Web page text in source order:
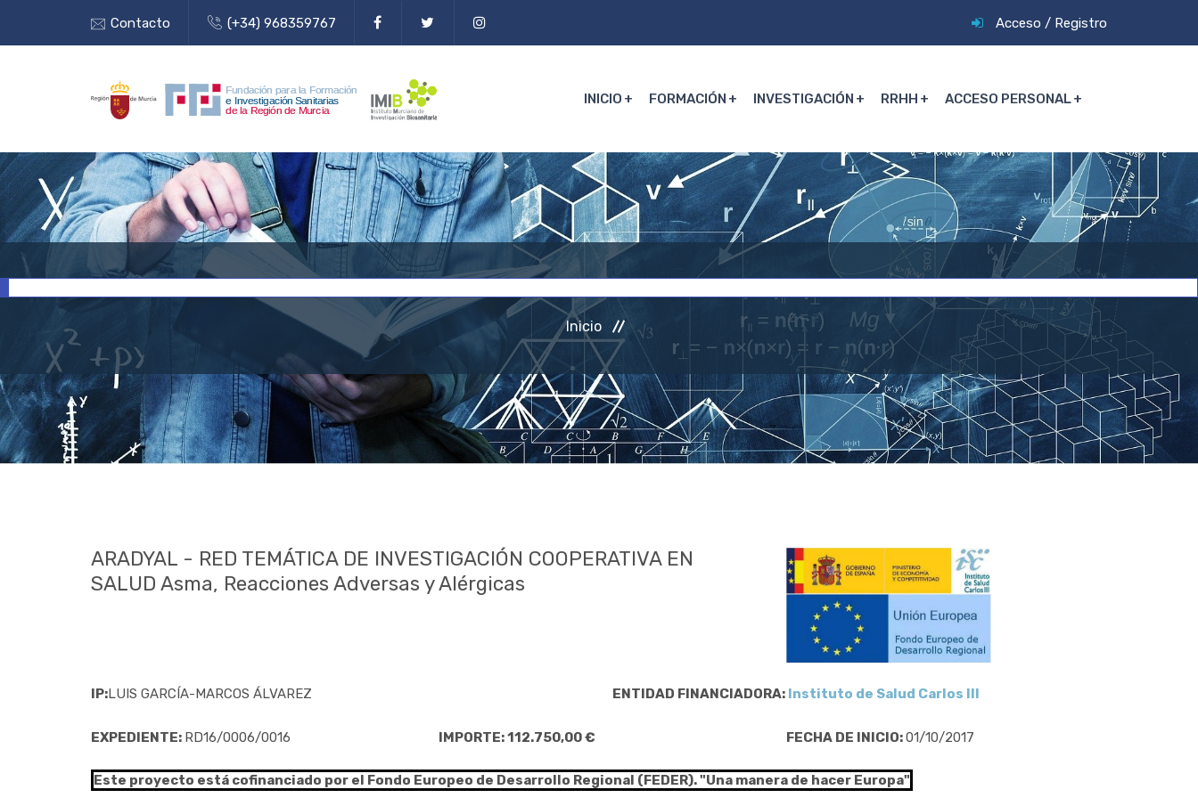
Contacto (+34) 968359767 Acceso / Registro
INICIO FORMACIÓN INVESTIGACIÓN RRHH ACCESO PERSONAL
Inicio
ARADYAL - RED TEMÁTICA DE INVESTIGACIÓN COOPERATIVA EN
SALUD Asma, Reacciones Adversas y Alérgicas
IP:LUIS GARCÍA-MARCOS ÁLVAREZ ENTIDAD FINANCIADORA: Instituto de Salud Carlos III
EXPEDIENTE: RD16/0006/0016 IMPORTE: 112.750,00 € FECHA DE INICIO:01/10/2017
Este proyecto está cofinanciado por el Fondo Europeo de Desarrollo Regional (FEDER). "Una manera de hacer Europa"